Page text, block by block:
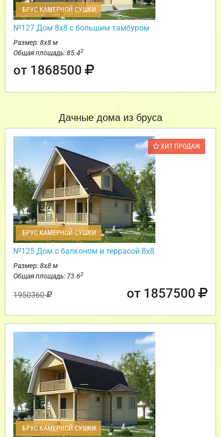
БРУС КАМЕРНОЙ СУШКИ
№127 Дом 8х8 с большим тамбуром
Размер: 8х8 м
Общая площадь: 85.42
от 1868500
Дачные дома из бруса
ХИТ ПРОДАЖ
БРУС КАМЕРНОЙ СУШКИ
№125 Дом с балконом и террасой 8х8
Размер: 8х8 м
Общая площадь: 73.62
1950360 от 1857500
БРУС КАМЕРНОЙ СУШКИ